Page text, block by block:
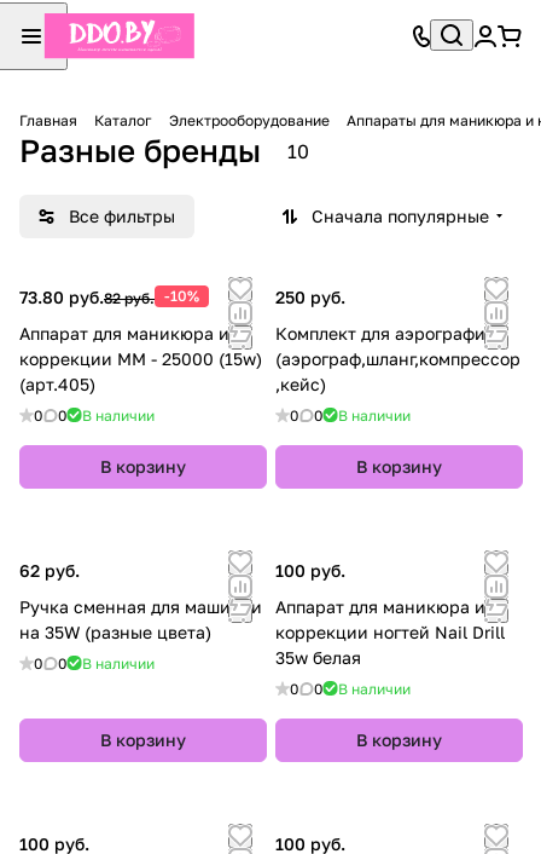
Главная Каталог Электрооборудование Аппараты для маникюра и
Разные бренды 10
Все фильтры Сначала популярные
73.80 руб.82 руб. -10%
Аппарат для маникюра и
коррекции MM - 25000 (15w)
(арт.405)
0 0 В наличии
В корзину
250 руб.
Комплект для аэрографии.
(аэрограф,шланг,компрессор
,кейс)
0 0 В наличии
В корзину
62 руб.
Ручка сменная для машинки
на 35W (разные цвета)
0 0 В наличии
В корзину
100 руб.
Аппарат для маникюра и
коррекции ногтей Nail Drill
35w белая
0 0 В наличии
В корзину
100 руб.
100 руб.